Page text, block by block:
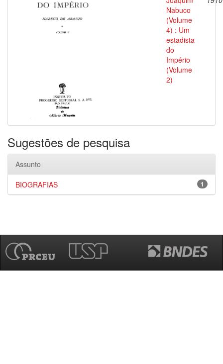
Nabuco
(Volume
4) : Um
estadista
do
Império
(Volume
2)
Sugestões de pesquisa
Assunto
1
BIOGRAFIAS